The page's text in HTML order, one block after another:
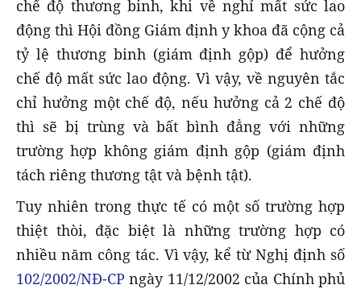
chế độ thương binh, khi về nghỉ mất sức lao
động thì Hội đồng Giám định y khoa đã cộng cả
tỷ lệ thương binh (giám định gộp) để hưởng
chế độ mất sức lao động. Vì vậy, về nguyên tắc
chỉ hưởng một chế độ, nếu hưởng cả 2 chế độ
thì sẽ bị trùng và bất bình đẳng với những
trường hợp không giám định gộp (giám định
tách riêng thương tật và bệnh tật).
Tuy nhiên trong thực tế có một số trường hợp
thiệt thòi, đặc biệt là những trường hợp có
nhiều năm công tác. Vì vậy, kể từ Nghị định số
102/2002/NĐ-CP ngày 11/12/2002 của Chính phủ